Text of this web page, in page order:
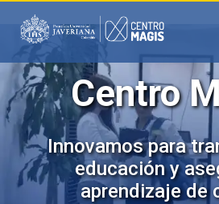
Centro
Innovamos para
educación y
aprendizaje de